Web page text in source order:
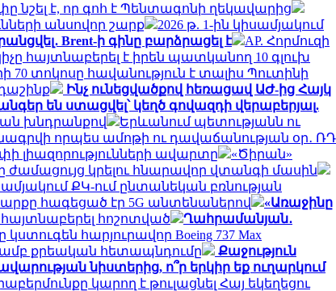
նշել է, որ գոհ է Պենտագոնի ղեկավարից
անսովոր շարք
2026 թ. 1-ին կիսամյակում
Brent-ի գինը բարձրացել է
AP. Հորմուզի
հայտնաբերել է իրեն պատկանող 10 գլուխ
տոկոսը հավանություն է տալիս Պուտինի
Ինչ ունեցվածքով հեռացավ ԱԺ-ից Հայկ
են ստացվել՝ կեղծ գովազդի վերաբերյալ.
խնդրանքով
Երևանում պետությանն ու
որպես ամոթի ու դավաճանության օր․ ՌԴ
լիազորությունների ավարտը
«Ծիրան»
ժամացույց կրելու հնարավոր վտանգի մասին
ՔԿ-ում ընտանեկան բռնության
հագեցած էր 5G անտենաներով
«Առաջինը
հայտնաբերել հոշոտված
Ղահրամանյան․
հարյուրավոր Boeing 737 Max
քրեական հետապնդումը
Քաջություն
նիստերից, ո՞ր երկիր եք ուղարկում
կարող է թուլացնել Հայ եկեղեցու